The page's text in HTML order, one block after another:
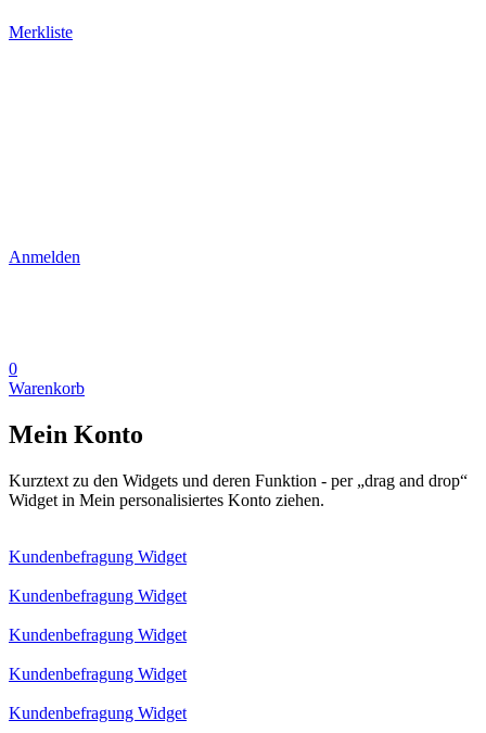
Merkliste
Anmelden
0
Warenkorb
Mein Konto
Kurztext zu den Widgets und deren Funktion - per „drag and drop“
Widget in Mein personalisiertes Konto ziehen.
Kundenbefragung Widget
Kundenbefragung Widget
Kundenbefragung Widget
Kundenbefragung Widget
Kundenbefragung Widget